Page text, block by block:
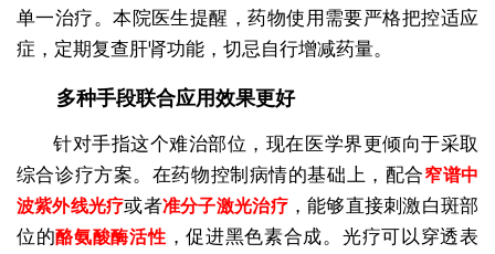
单一治疗。本院医生提醒，药物使用需要严格把控适应
症，定期复查肝肾功能，切忌自行增减药量。
多种手段联合应用效果更好
针对手指这个难治部位，现在医学界更倾向于采取
综合诊疗方案。在药物控制病情的基础上，配合窄谱中
波紫外线光疗或者准分子激光治疗，能够直接刺激白斑部
位的酪氨酸酶活性 ，促进黑色素合成。光疗可以穿透表